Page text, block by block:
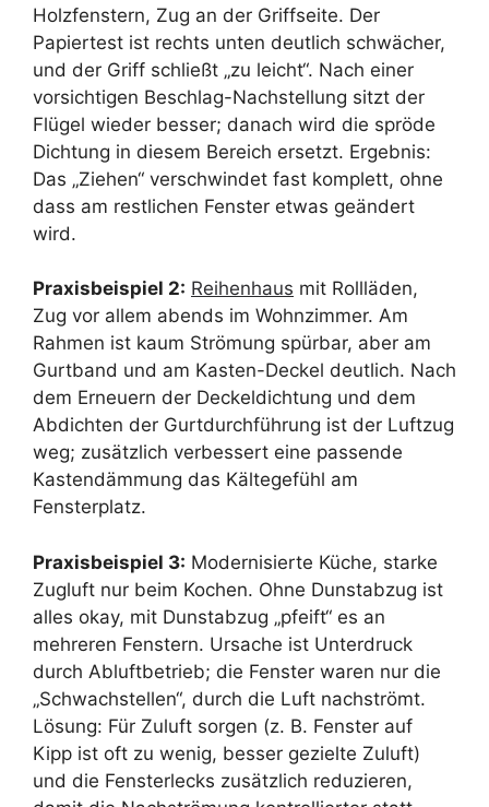
Holzfenstern, Zug an der Griffseite. Der
Papiertest ist rechts unten deutlich schwächer,
und der Griff schließt „zu leicht“. Nach einer
vorsichtigen Beschlag-Nachstellung sitzt der
Flügel wieder besser; danach wird die spröde
Dichtung in diesem Bereich ersetzt. Ergebnis:
Das „Ziehen“ verschwindet fast komplett, ohne
dass am restlichen Fenster etwas geändert
wird.
Praxisbeispiel 2: Reihenhaus mit Rollläden,
Zug vor allem abends im Wohnzimmer. Am
Rahmen ist kaum Strömung spürbar, aber am
Gurtband und am Kasten-Deckel deutlich. Nach
dem Erneuern der Deckeldichtung und dem
Abdichten der Gurtdurchführung ist der Luftzug
weg; zusätzlich verbessert eine passende
Kastendämmung das Kältegefühl am
Fensterplatz.
Praxisbeispiel 3: Modernisierte Küche, starke
Zugluft nur beim Kochen. Ohne Dunstabzug ist
alles okay, mit Dunstabzug „pfeift“ es an
mehreren Fenstern. Ursache ist Unterdruck
durch Abluftbetrieb; die Fenster waren nur die
„Schwachstellen“, durch die Luft nachströmt.
Lösung: Für Zuluft sorgen (z. B. Fenster auf
Kipp ist oft zu wenig, besser gezielte Zuluft)
und die Fensterlecks zusätzlich reduzieren,